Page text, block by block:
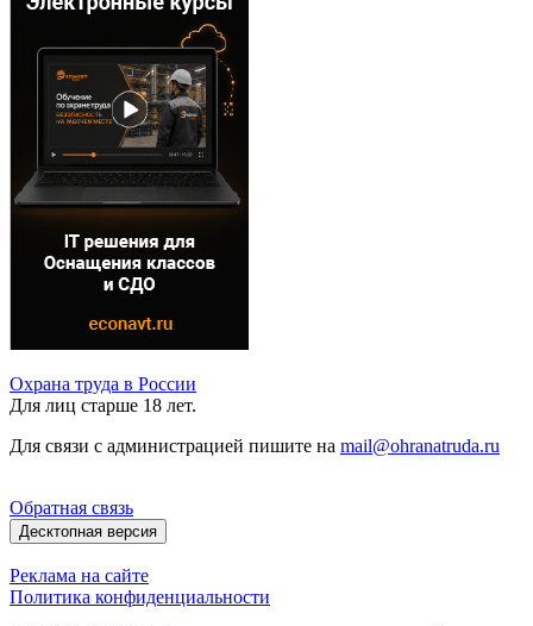
Охрана труда в России
Для лиц старше 18 лет.
Для связи с администрацией пишите на mail@ohranatruda.ru
Обратная связь
Десктопная версия
Реклама на сайте
Политика конфиденциальности